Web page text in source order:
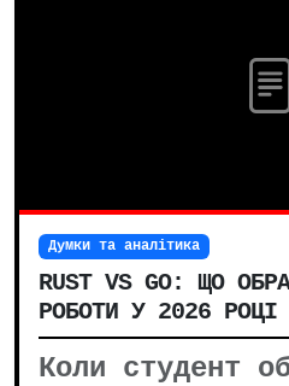
Думки та аналітика
RUST VS GO: ЩО
РОБОТИ У 2026 РОЦІ
Коли студент